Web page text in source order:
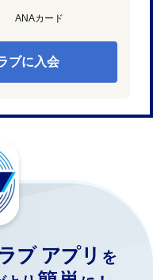
ANAカード
ブに入会